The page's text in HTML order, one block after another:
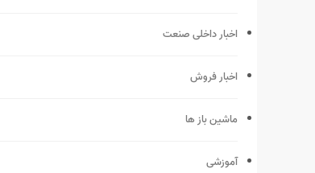
اخبار داخلی صنعت
اخبار فروش
ماشین باز ها
آموزشی